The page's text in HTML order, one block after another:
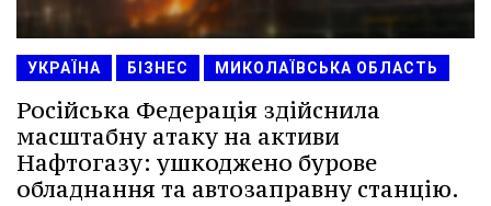
УКРАЇНА БІЗНЕС МИКОЛАЇВСЬКА ОБЛАСТЬ
Російська Федерація здійснила
масштабну атаку на активи
Нафтогазу: ушкоджено бурове
обладнання та автозаправну станцію.